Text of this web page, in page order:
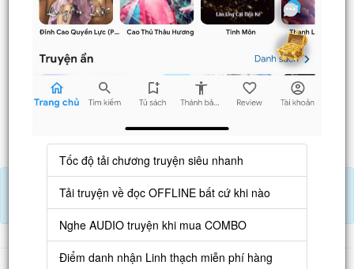
Trước Sau
Tải APP đọc truyện OFFLINE và nghe AUDIO khi mua combo.
Điểm danh hàng ngày nhận Lịch Thạch
Danh sách
Tốc độ tải chương truyện siêu nhanh
Tải truyện về đọc OFFLINE bất cứ khi nào
Nghe AUDIO truyện khi mua COMBO
Điểm danh nhận Linh thạch miễn phí hàng